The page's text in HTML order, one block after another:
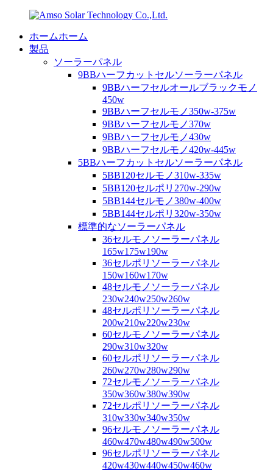
ホームホーム
製品
ソーラーパネル
9BBハーフカットセルソーラーパネル
9BBハーフセルオールブラックモノ
450w
9BBハーフセルモノ350w-375w
9BBハーフセルモノ370w
9BBハーフセルモノ430w
9BBハーフセルモノ420w-445w
5BBハーフカットセルソーラーパネル
5BB120セルモノ310w-335w
5BB120セルポリ270w-290w
5BB144セルモノ380w-400w
5BB144セルポリ320w-350w
標準的なソーラーパネル
36セルモノソーラーパネル
165w175w190w
36セルポリソーラーパネル
150w160w170w
48セルモノソーラーパネル
230w240w250w260w
48セルポリソーラーパネル
200w210w220w230w
60セルモノソーラーパネル
290w310w320w
60セルポリソーラーパネル
260w270w280w290w
72セルモノソーラーパネル
350w360w380w390w
72セルポリソーラーパネル
310w330w340w350w
96セルモノソーラーパネル
460w470w480w490w500w
96セルポリソーラーパネル
420w430w440w450w460w